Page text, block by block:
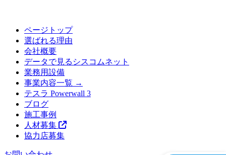
ページトップ
選ばれる理由
会社概要
データで見るシスコムネット
業務用設備
事業内容一覧 →
テスラ Powerwall 3
ブログ
施工事例
人材募集
協力店募集